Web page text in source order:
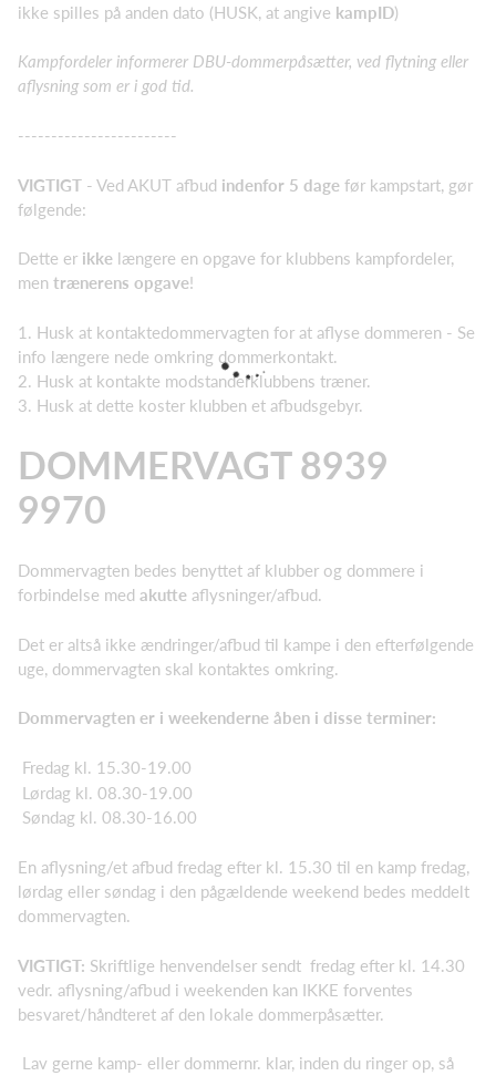
ikke spilles på anden dato (HUSK, at angive kampID)
Kampfordeler informerer DBU-dommerpåsætter, ved flytning eller
aflysning som er i god tid.
------------------------
VIGTIGT - Ved AKUT afbud indenfor 5 dage før kampstart, gør
følgende:
Dette er ikke længere en opgave for klubbens kampfordeler,
men trænerens opgave!
1. Husk at kontaktedommervagten for at aflyse dommeren - Se
info længere nede omkring dommerkontakt.
2. Husk at kontakte modstanderklubbens træner.
3. Husk at dette koster klubben et afbudsgebyr.
DOMMERVAGT 8939
9970
Dommervagten bedes benyttet af klubber og dommere i
forbindelse med akutte aflysninger/afbud.
Det er altså ikke ændringer/afbud til kampe i den efterfølgende
uge, dommervagten skal kontaktes omkring.
Dommervagten er i weekenderne åben i disse terminer:
Fredag kl. 15.30-19.00
Lørdag kl. 08.30-19.00
Søndag kl. 08.30-16.00
En aflysning/et afbud fredag efter kl. 15.30 til en kamp fredag,
lørdag eller søndag i den pågældende weekend bedes meddelt
dommervagten.
VIGTIGT: Skriftlige henvendelser sendt fredag efter kl. 14.30
vedr. aflysning/afbud i weekenden kan IKKE forventes
besvaret/håndteret af den lokale dommerpåsætter.
Lav gerne kamp- eller dommernr. klar, inden du ringer op, så